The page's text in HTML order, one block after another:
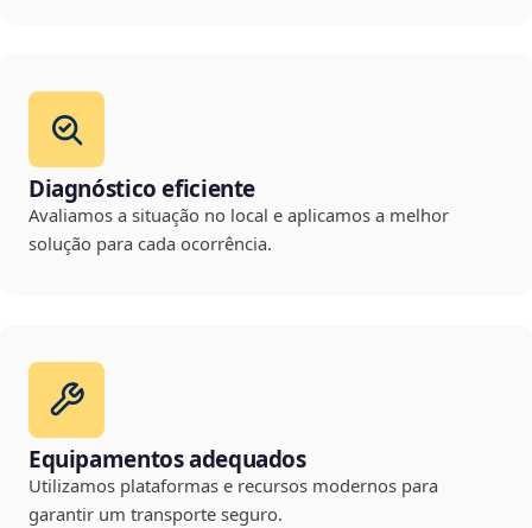
Diagnóstico eficiente
Avaliamos a situação no local e aplicamos a melhor
solução para cada ocorrência.
Equipamentos adequados
Utilizamos plataformas e recursos modernos para
garantir um transporte seguro.